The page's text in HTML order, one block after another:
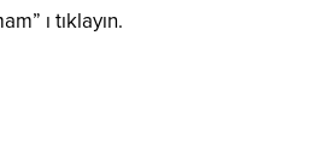
ı tıklayın.